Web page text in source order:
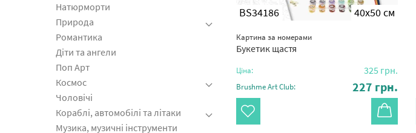
Натюрморти
Природа
Романтика
Діти та ангели
Поп Арт
Космос
Чоловічі
Кораблі, автомобілі та літаки
Музика, музичні інструменти
BS34186 40x50 см
Картина за номерами
Букетик щастя
Ціна: 325 грн.
Brushme Art Club: 227 грн.